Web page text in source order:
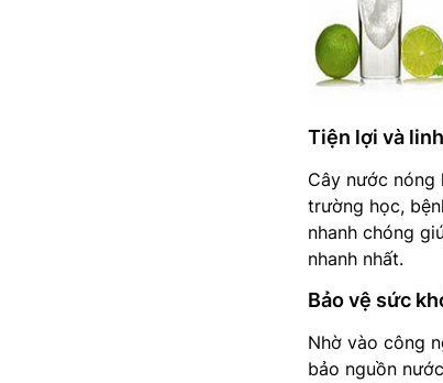
Tiện lợi và
Cây nước nóng
trường học,
nhanh chóng
nhanh nhất.
Bảo vệ sức
Nhờ vào công
bảo nguồn